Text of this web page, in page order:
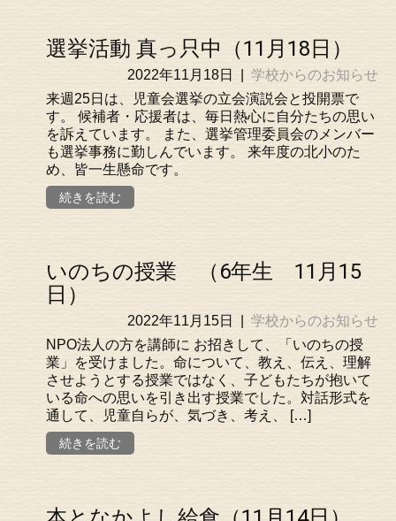
選挙活動 真っ只中（11月18日）
2022年11月18日
学校からのお知らせ
来週25日は、児童会選挙の立会演説会と投開票で
す。 候補者・応援者は、毎日熱心に自分たちの思い
を訴えています。 また、選挙管理委員会のメンバー
も選挙事務に勤しんでいます。 来年度の北小のた
め、皆一生懸命です。
続きを読む
いのちの授業 （6年生 11月15
日）
2022年11月15日
学校からのお知らせ
NPO法人の方を講師に お招きして、「いのちの授
業」を受けました。命について、教え、伝え、理解
させようとする授業ではなく、子どもたちが抱いて
いる命への思いを引き出す授業でした。対話形式を
通して、児童自らが、気づき、考え、 […]
続きを読む